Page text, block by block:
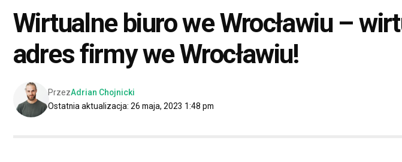
Wirtualne biuro we Wrocławiu –
adres firmy we Wrocławiu!
Ostatnia aktualizacja: 26 maja, 2023 1:48 pm
PrzezAdrian Chojnicki